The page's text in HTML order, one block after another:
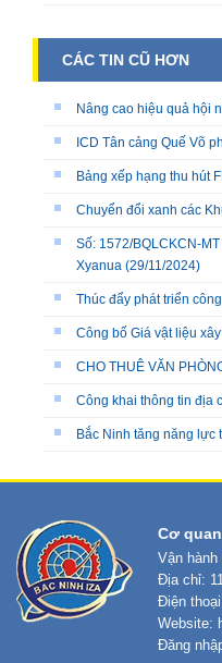
CÁC TIN CŨ HƠN
Nâng cao hiệu quả hội
ICD Tân cảng Quế Võ
Bảng xếp hạng thu hút
Chuyển đổi xanh các
Số: 1572/BQLCKCN-
Xyanua (29/11/2024)
Thúc đẩy phát triển
Công bố Giá vật liệu
CHO THUÊ VĂN
Công khai thông tin địa
Bắc Ninh tăng năng lực
Cơ
Vận
Địa chỉ:
Điện
Website:
Đăng